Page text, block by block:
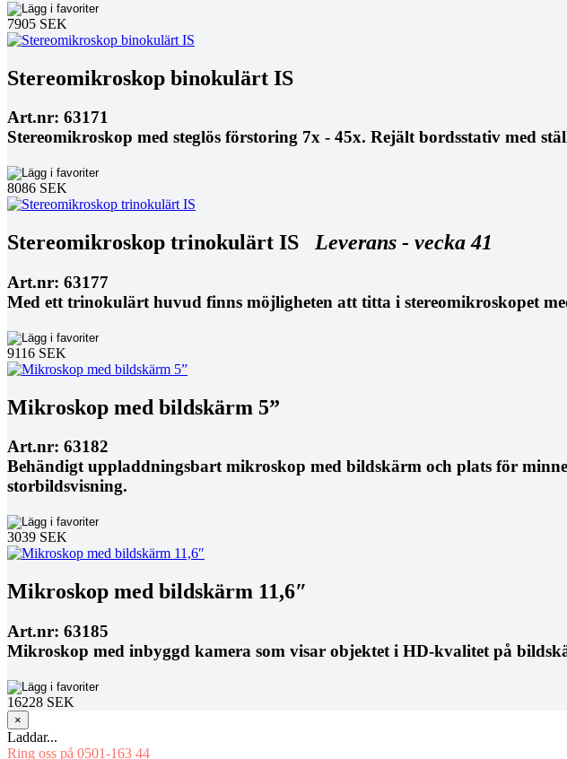
7905 SEK
Stereomikroskop binokulärt IS
Art.nr: 63171
Stereomikroskop med steglös förstoring 7x - 45x. Rejält bordsstativ med
8086 SEK
Stereomikroskop trinokulärt IS Leverans - vecka 41
Art.nr: 63177
Med ett trinokulärt huvud finns möjligheten att titta i stereomikroskopet
9116 SEK
Mikroskop med bildskärm 5”
Art.nr: 63182
Behändigt uppladdningsbart mikroskop med bildskärm och plats för
storbildsvisning.
3039 SEK
Mikroskop med bildskärm 11,6″
Art.nr: 63185
Mikroskop med inbyggd kamera som visar objektet i HD-kvalitet på
16228 SEK
×
Laddar...
Ring oss på 0501-163 44